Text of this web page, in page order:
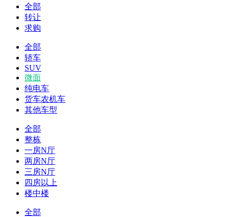
全部
转让
求购
全部
轿车
SUV
微面
纯电车
货车农机车
其他车型
全部
整栋
一房N厅
两房N厅
三房N厅
四房以上
楼中楼
全部